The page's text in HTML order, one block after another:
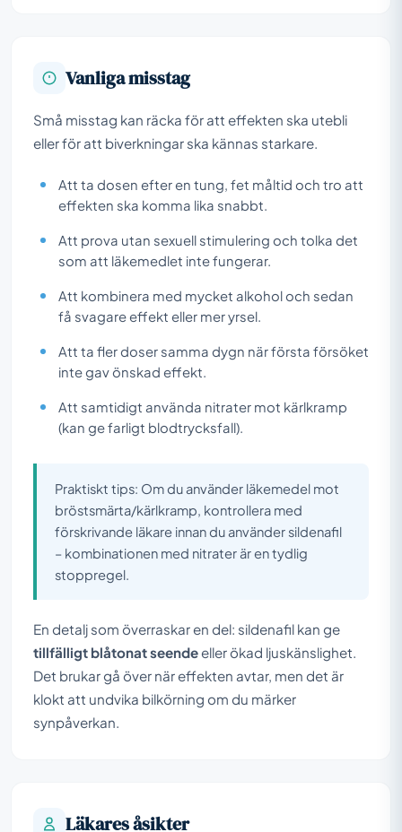
Vanliga misstag
Små misstag kan räcka för att effekten ska utebli
eller för att biverkningar ska kännas starkare.
Att ta dosen efter en tung, fet måltid och tro att
effekten ska komma lika snabbt.
Att prova utan sexuell stimulering och tolka det
som att läkemedlet inte fungerar.
Att kombinera med mycket alkohol och sedan
få svagare effekt eller mer yrsel.
Att ta fler doser samma dygn när första försöket
inte gav önskad effekt.
Att samtidigt använda nitrater mot kärlkramp
(kan ge farligt blodtrycksfall).
Praktiskt tips: Om du använder läkemedel mot
bröstsmärta/kärlkramp, kontrollera med
förskrivande läkare innan du använder sildenafil
– kombinationen med nitrater är en tydlig
stoppregel.
En detalj som överraskar en del: sildenafil kan ge
tillfälligt blåtonat seendeeller ökad ljuskänslighet.
Det brukar gå över när effekten avtar, men det är
klokt att undvika bilkörning om du märker
synpåverkan.
Läkares åsikter